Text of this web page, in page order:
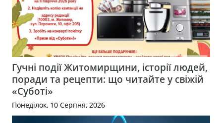
Гучні події Житомирщини, історії людей,
поради та рецепти: що читайте у свіжій
«Суботі»
Понеділок, 10 Серпня, 2026